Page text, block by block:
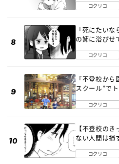
コクリコ
「死にたい
の姉に浴びせ
コクリコ
「不登校か
スクール”で
コクリコ
【不登校の
ない人間は損
コクリコ